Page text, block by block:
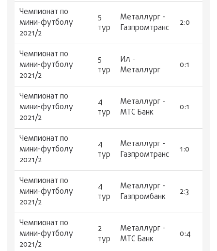
Чемпионат по
мини-футболу
2021/2
5
тур
Металлург -
Газпромтранс
2:0
Чемпионат по
мини-футболу
2021/2
5
тур
Ил -
Металлург
0:1
Чемпионат по
мини-футболу
2021/2
4
тур
Металлург -
МТС Банк
0:1
Чемпионат по
мини-футболу
2021/2
4
тур
Металлург -
Газпромтранс
1:0
Чемпионат по
мини-футболу
2021/2
4
тур
Металлург -
Газпромбанк
2:3
Чемпионат по
мини-футболу
2021/2
2
тур
Металлург -
МТС Банк
0:4